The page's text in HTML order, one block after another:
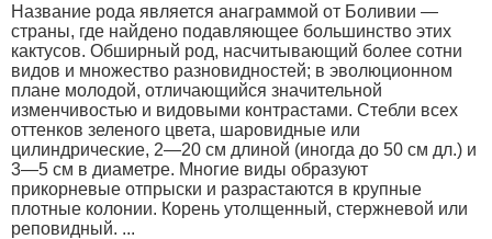
Название рода является анаграммой от Боливии —
страны, где найдено подавляющее большинство этих
кактусов. Обширный род, насчитывающий более сотни
видов и множество разновидностей; в эволюционном
плане молодой, отличающийся значительной
изменчивостью и видовыми контрастами. Стебли всех
оттенков зеленого цвета, шаровидные или
цилиндрические, 2—20 см длиной (иногда до 50 см дл.) и
3—5 см в диаметре. Многие виды образуют
прикорневые отпрыски и разрастаются в крупные
плотные колонии. Корень утолщенный, стержневой или
реповидный. ...